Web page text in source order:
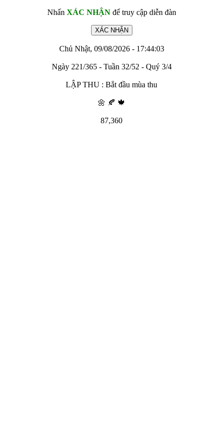
Nhấn XÁC NHẬNđể truy cập diễn đàn
Chủ Nhật, 09/08/2026 - 17:44:03
Ngày 221/365 - Tuần 32/52 - Quý 3/4
LẬP THU : Bắt đầu mùa thu
🌼 🍂 🍁
87,360